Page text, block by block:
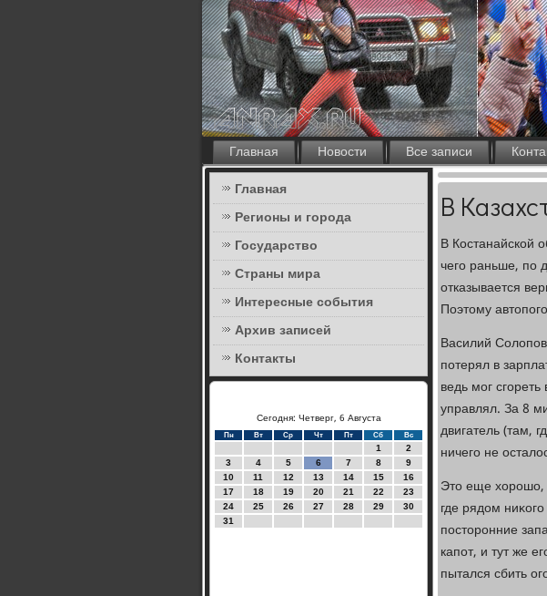
Главная Новости Все записи
Главная
Регионы и города
Государство
Страны мира
Интересные события
Архив записей
Контакты
Сегодня: Четверг, 6 Августа
Пн Вт Ср Чт Пт Сб Вс
1
2
3
4 5 6 7 8
9
10
11 12 13 14 15
16
17
18 19 20 21 22
23
24
25 26 27 28 29
30
31
В
В Костанайской
чего раньше, по
отказывается
Поэтοму
Василий
потерял в
ведь мог
управлял. За 8
двигатель (там,
ничего не
Этο еще хοрошо,
где рядοм
постοронние
капот, и тут же
пытался сбить